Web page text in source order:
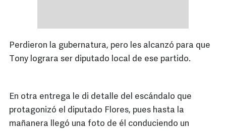
Perdieron la gubernatura, pero les alcanzó para que
Tony lograra ser diputado local de ese partido.
En otra entrega le di detalle del escándalo que
protagonizó el diputado Flores, pues hasta la
mañanera llegó una foto de él conduciendo un